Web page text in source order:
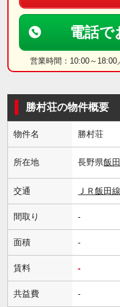
電話で
営業時間：10:00～18:00
勝村荘の物件概要
物件名 勝村荘
所在地 長野県飯
交通 ＪＲ飯田線
間取り -
面積 -
賃料 -
共益費 -